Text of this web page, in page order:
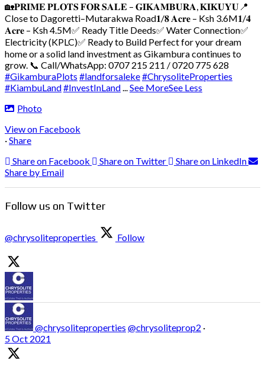
🏡𝐏𝐑𝐈𝐌𝐄 𝐏𝐋𝐎𝐓𝐒 𝐅𝐎𝐑 𝐒𝐀𝐋𝐄 – 𝐆𝐈𝐊𝐀𝐌𝐁𝐔𝐑𝐀, 𝐊𝐈𝐊𝐔𝐘𝐔 📍
Close to Dagoretti–Mutarakwa Road𝟏/𝟖 𝐀𝐜𝐫𝐞 – Ksh 3.6M𝟏/𝟒
𝐀𝐜𝐫𝐞 – Ksh 4.5M✅ Ready Title Deeds✅ Water Connection✅
Electricity (KPLC)✅ Ready to Build Perfect for your dream
home or a solid land investment as Gikambura continues to
grow. 📞 Call/WhatsApp: 0707 215 211 / 0720 775 628
#GikamburaPlots #landforsaleke#ChrysoliteProperties
#KiambuLand#InvestInLand...See MoreSee Less
Photo
View on Facebook
·Share
Share on Facebook
Share on Twitter
Share on LinkedIn
Share by Email
Follow us on Twitter
@chrysoliteproperties Follow
@chrysoliteproperties @chrysoliteprop2 ·
5 Oct 2021